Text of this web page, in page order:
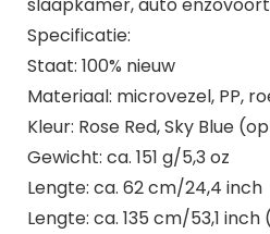
Specificatie:
Staat: 100% nieuw
Materiaal: microvezel, PP,
Kleur: Rose Red, Sky Blue
Gewicht: ca. 151 g/5,3 oz
Lengte: ca. 62 cm/24,4 inch
Lengte: ca. 135 cm/53,1